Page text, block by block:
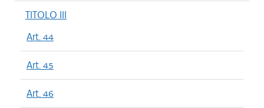
TITOLO III
Art. 44
Art. 45
Art. 46